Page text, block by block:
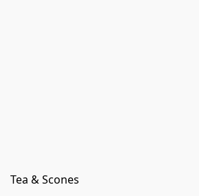
Tea & Scones